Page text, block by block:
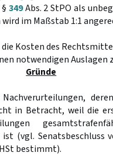
349Abs. 2 StPO als
im Maßstab 1:1
Kosten des
notwendigen Auslagen
Gründe
in Betracht, weil die
(vgl. Senatsbeschluss
bestimmt).